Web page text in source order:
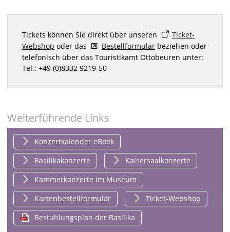
Tickets können Sie direkt über unseren
Ticket-
Webshop oder das Bestellformular beziehen oder
telefonisch über das Touristikamt Ottobeuren unter:
Tel.: +49 (0)8332 9219-50
Weiterführende Links
Konzertkalender eBook
Basilikakonzerte
Kaisersaalkonzerte
Kammerkonzerte im Museum
Kartenbestellformular
Ticket-Webshop
Bestuhlungsplan der Basilika